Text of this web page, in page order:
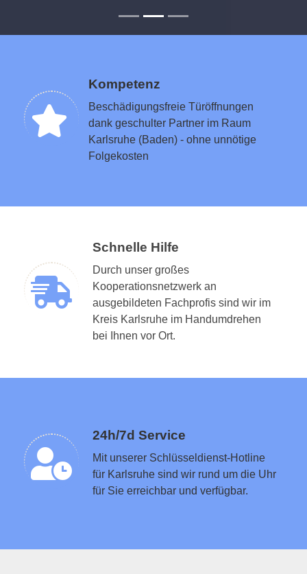
Kompetenz
Beschädigungsfreie Türöffnungen
dank geschulter Partner im Raum
Karlsruhe (Baden) - ohne unnötige
Folgekosten
Schnelle Hilfe
Durch unser großes
Kooperationsnetzwerk an
ausgebildeten Fachprofis sind wir im
Kreis Karlsruhe im Handumdrehen
bei Ihnen vor Ort.
24h/7d Service
Mit unserer Schlüsseldienst-Hotline
für Karlsruhe sind wir rund um die Uhr
für Sie erreichbar und verfügbar.
Schlüsseldienst in der Nähe vermitteln